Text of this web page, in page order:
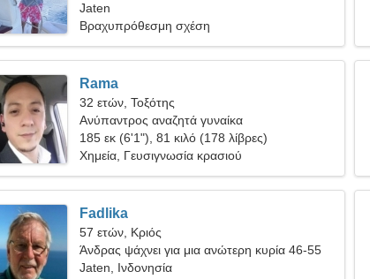
γυναίκα
Jaten
Βραχυπρόθεσμη σχέση
Rama
32 ετών, Τοξότης
Ανύπαντρος αναζητά γυναίκα
185 εκ (6'1"), 81 κιλό (178 λίβρες)
Χημεία, Γευσιγνωσία κρασιού
Fadlika
57 ετών, Κριός
Άνδρας ψάχνει για μια ανώτερη κυρία 46-55
Jaten, Ινδονησία